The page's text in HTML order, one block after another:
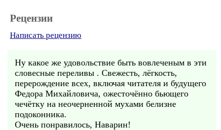
Рецензии
Написать рецензию
Ну какое же удовольствие быть вовлеченым в эти
словесные переливы . Свежесть, лёгкость,
перерождение всех, включая читателя и будущего
Федора Михайловича, ожесточённо бьющего
чечётку на неочерненной мухами белизне
подоконника.
Очень понравилось, Наварин!